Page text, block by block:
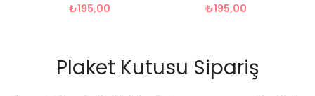
₺195,00
₺195,00
Plaket Kutusu Sipariş